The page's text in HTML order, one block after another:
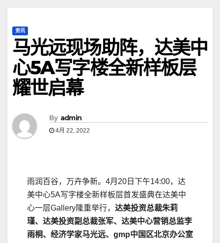
资讯
马光远现场助阵，达美中
心5A写字楼全新样板层
耀世启幕
By admin
4月 22, 2022
雨润百谷，万卉争新。4月20日下午14:00，达
美中心5A写字楼全新样板层首发盛典在达美中
心一层Gallery隆重举行， 达美投资总裁朱莉
瑾、达美投资副总裁张军、达美中心营销总监李
雨桐、经济学家马光远、 gmp中国区北京办公室